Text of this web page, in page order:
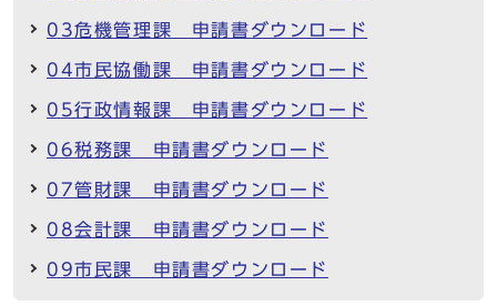
03危機管理課 申請書ダウンロード
04市民協働課 申請書ダウンロード
05行政情報課 申請書ダウンロード
06税務課 申請書ダウンロード
07管財課 申請書ダウンロード
08会計課 申請書ダウンロード
09市民課 申請書ダウンロード